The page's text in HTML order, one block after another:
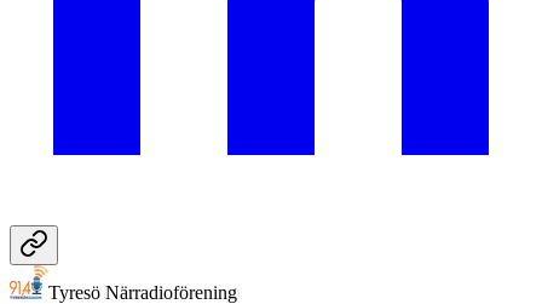
Tyresö Närradioförening